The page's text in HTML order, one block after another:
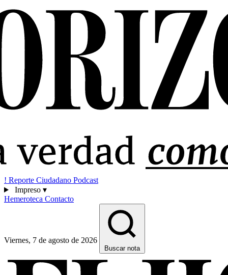
! Reporte Ciudadano Podcast
Impreso ▾
Hemeroteca Contacto
Viernes, 7 de agosto de 2026
Buscar nota